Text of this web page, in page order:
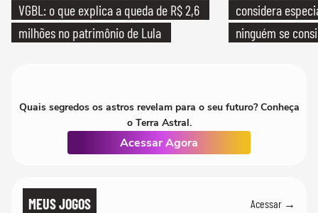
VGBL: o que explica a queda de R$ 2,6
milhões no patrimônio de Lula
considera
ninguém se
Quais segredos os astros revelam para o seu futuro? Conheça
o Terra Astral.
Acessar Agora
MEUS JOGOS Acessar →